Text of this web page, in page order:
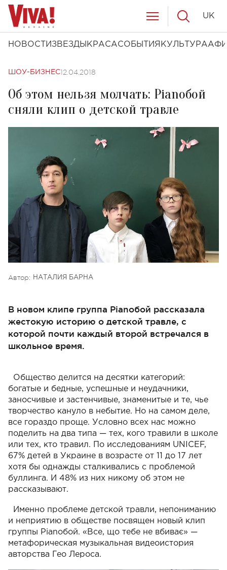
НОВОСТИ ЗВЕЗДЫ КРАСАСОБЫТИЯ КУЛЬТУРА
UK
ШОУ-БИЗНЕС12.04.2018
Об этом нельзя молчать: Pianoбой
сняли клип о детской травле
Автор: НАТАЛИЯ БАРНА
В новом клипе группа Pianoбой рассказала
жестокую историю о детской травле, с
которой почти каждый второй встречался в
школьное время.
Общество делится на десятки категорий:
богатые и бедные, успешные и неудачники,
заносчивые и застенчивые, знаменитые и те, чье
творчество кануло в небытие. Но на самом деле,
все гораздо проще. Условно всех нас можно
поделить на два типа — тех, кого травили в школе
или тех, кто травил. По исследованиям UNICEF,
67% детей в Украине в возрасте от 11 до 17 лет
хотя бы однажды сталкивались с проблемой
буллинга. И 48% из них никому об этом не
рассказывают.
Именно проблеме детской травли, непониманию
и неприятию в обществе посвящен новый клип
группы Pianoбой. «Все, що тебе не вбиває» —
метафорическая музыкальная видеоистория
авторства Гео Лероса.